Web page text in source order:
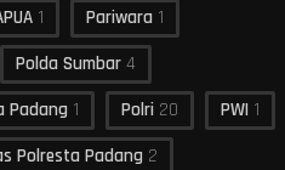
1 Pariwara 1
Polda Sumbar 4
Padang 1 Polri 20 PWI 1
Polresta Padang 2